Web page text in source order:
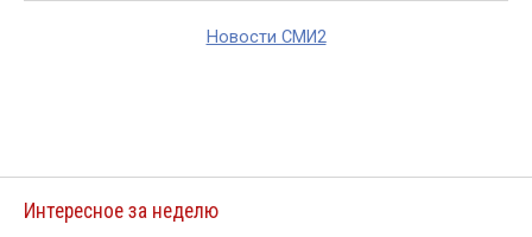
Новости СМИ2
Интересное за неделю